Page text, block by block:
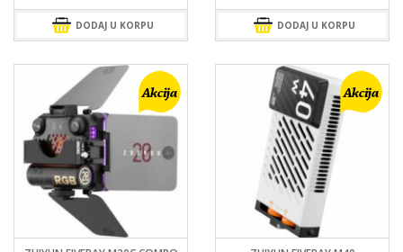
DODAJ U KORPU DODAJ U KORPU